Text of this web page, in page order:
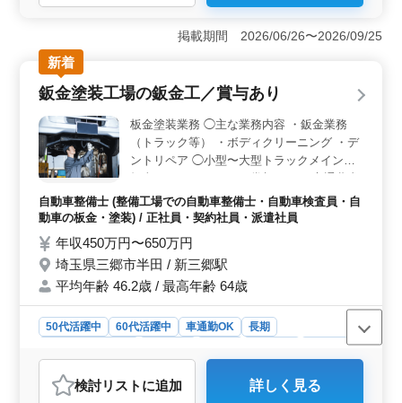
ている職場です。平均年齢が43.4歳、最高年齢が61歳
業務の特徴＞ 鈑金塗装業務をおまかせします。輸入車
を中心に国産車の取扱もあるため、多種多様な車種に対
する知識と技術を磨くことができます。自動車整備士と
しての専門性を深め、さらに幅広い経験を積むことも可
なめです。個人の時間を大切にしつつ、仕事とプライベ
ートのバランスを保ちやすい環境です。 社会保険完備
である点も、安心して長期的に勤務できる要素の一つで
す。
掲載期間 2026/06/26〜2026/09/25
新着
鈑金塗装工場の鈑金工／賞与あり
板金塗装業務 ◯主な業務内容 ・鈑金業務
（トラック等） ・ボディクリーニング ・デ
ントリペア ◯小型〜大型トラックメインで
担当して頂きます。 ＊賞与あり ＊交通費支
給 ＊自転車支給 ＊マイカー通勤OK（無料
駐車場完備） ＊残業少なめ ＊退職金あり 磨
テラン自動車板金工を募集します。
自動車整備士 (整備工場での自動車整備士・自動車検査員・自
動車の板金・塗装) / 正社員・契約社員・派遣社員
年収450万円〜650万円
埼玉県三郷市半田 / 新三郷駅
平均年齢 46.2歳 / 最高年齢 64歳
50代活躍中 60代活躍中 車通勤OK
長期
派遣社員
おすすめポイント
検討リスト に追加 詳しく見る